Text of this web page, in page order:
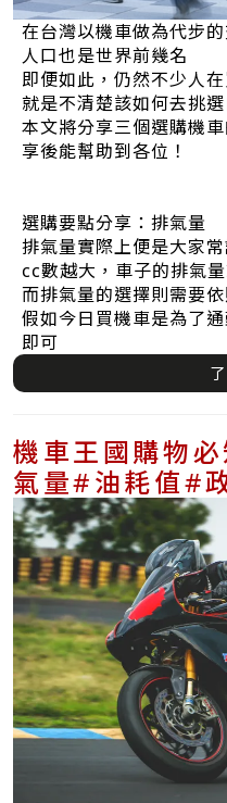
在台灣以機車做為代步
人口也是世界前幾名
即便如此，仍然不少人
就是不清楚該如何去挑
本文將分享三個選購機
享後能幫助到各位！
選購要點分享：排氣量
排氣量實際上便是大家
cc數越大，車子的排氣
而排氣量的選擇則需要
假如今日買機車是為了
即可
機車王國購物
氣量#油耗值#
新